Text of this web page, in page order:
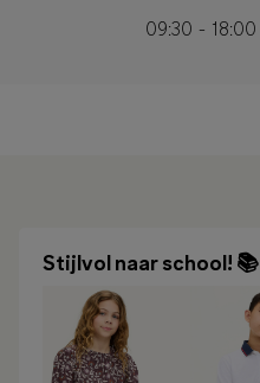
09:30 - 18:00
Stijlvol naar school! 📚